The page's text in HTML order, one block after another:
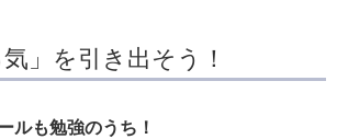
」を引き出そう！
ルも勉強のうち！